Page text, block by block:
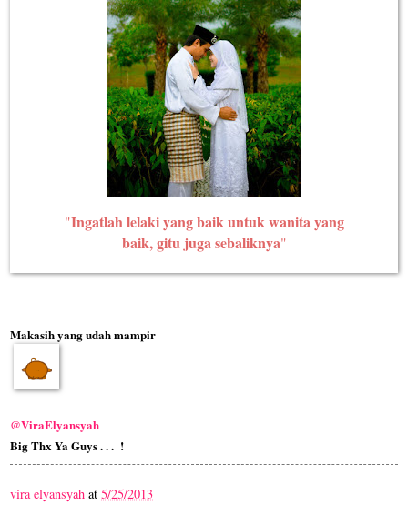
"Ingatlah lelaki yang baik untuk wanita yang
baik, gitu juga sebaliknya"
Makasih yang udah mampir
@ViraElyansyah
Big Thx Ya Guys . . . !
vira elyansyah at 5/25/2013